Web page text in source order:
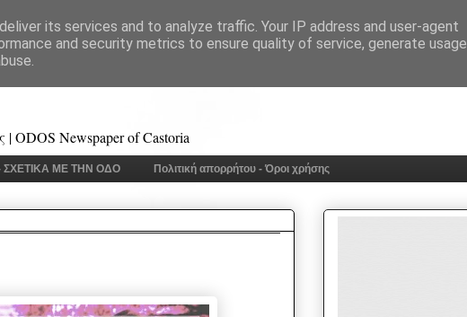
ODOS Newspaper of Castoria
- ΣΧΕΤΙΚΑ ΜΕ ΤΗΝ ΟΔΟ Πολιτική απορρήτου - Όροι χρήσης
its services and to analyze traffic. Your IP address and user-agent
and security metrics to ensure quality of service, generate usage